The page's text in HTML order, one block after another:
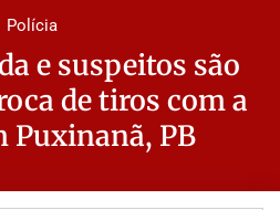
Polícia
e suspeitos são
de tiros com a
Puxinanã, PB